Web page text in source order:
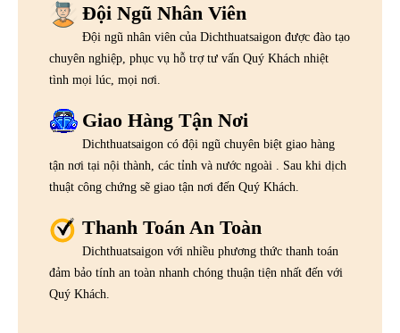
Đội Ngũ Nhân Viên
Đội ngũ nhân viên của Dichthuatsaigon được đào tạo
chuyên nghiệp, phục vụ hỗ trợ tư vấn Quý Khách nhiệt
tình mọi lúc, mọi nơi.
Giao Hàng Tận Nơi
Dichthuatsaigon có đội ngũ chuyên biệt giao hàng
tận nơi tại nội thành, các tỉnh và nước ngoài . Sau khi dịch
thuật công chứng sẽ giao tận nơi đến Quý Khách.
Thanh Toán An Toàn
Dichthuatsaigon với nhiều phương thức thanh toán
đảm bảo tính an toàn nhanh chóng thuận tiện nhất đến với
Quý Khách.